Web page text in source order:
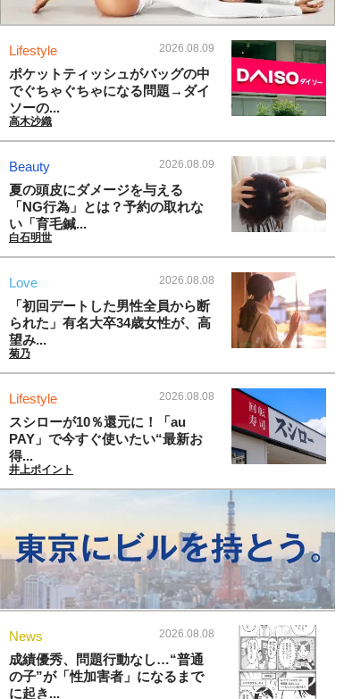
Lifestyle 2026.08.09
ポケットティッシュがバッグの中
でぐちゃぐちゃになる問題→ダイ
ソーの...
高木沙織
Beauty 2026.08.09
夏の頭皮にダメージを与える
「NG行為」とは？予約の取れな
い「育毛鍼...
白石明世
Love 2026.08.08
「初回デートした男性全員から断
られた」有名大卒34歳女性が、高
望み...
菊乃
Lifestyle 2026.08.08
スシローが10％還元に！「au
PAY」で今すぐ使いたい“最新お
得...
井上ポイント
News 2026.08.08
成績優秀、問題行動なし…“普通
の子”が「性加害者」になるまで
に起き...